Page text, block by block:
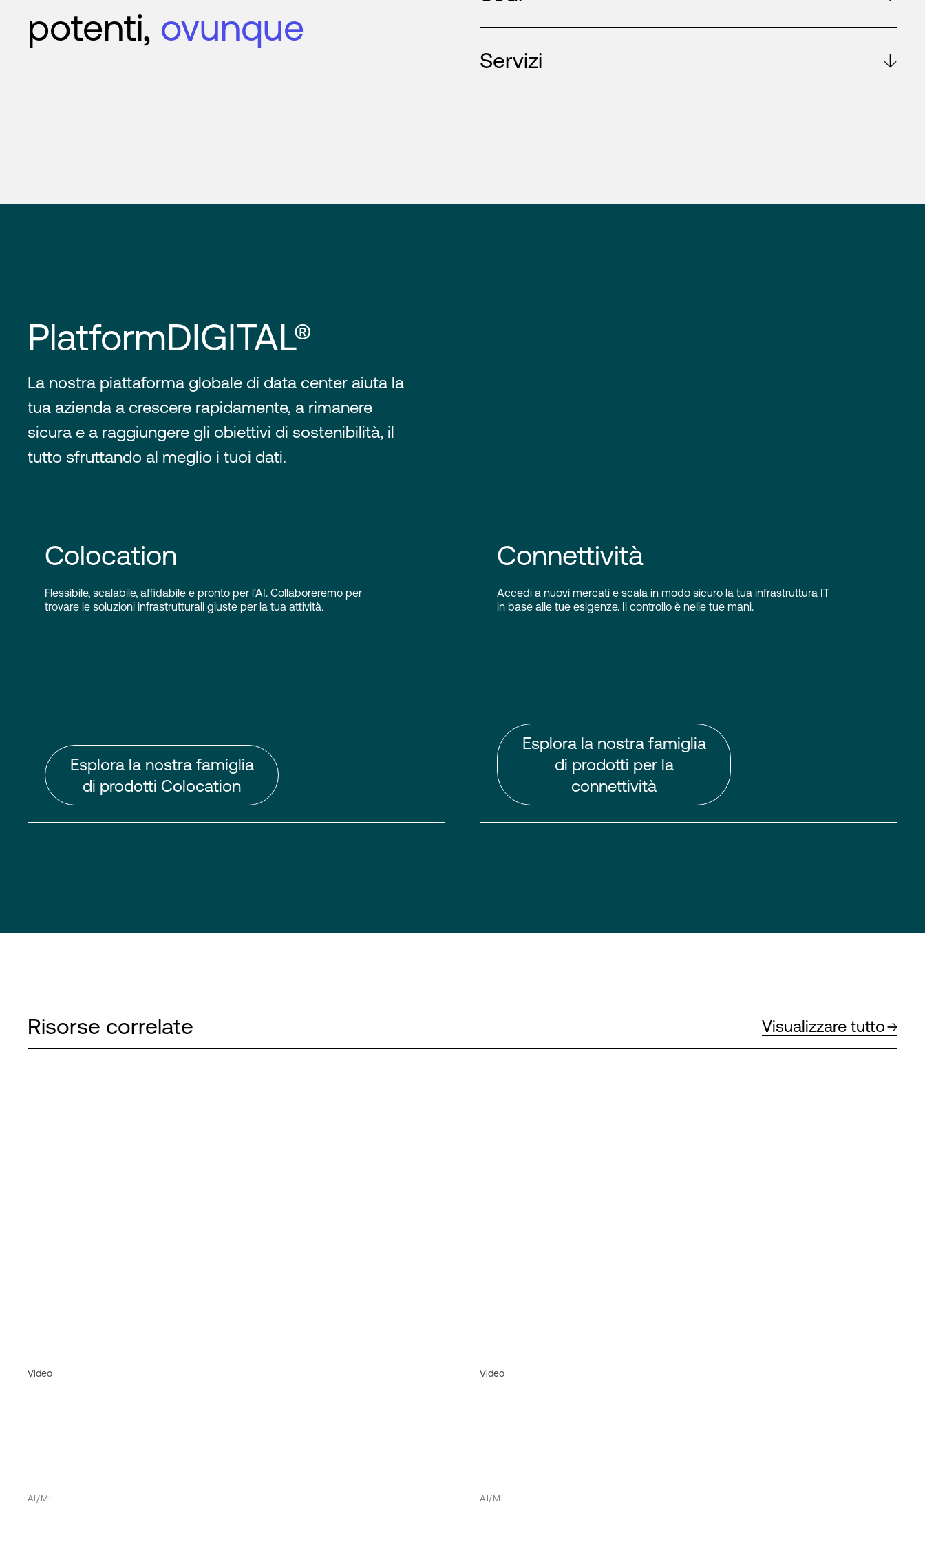
potenti, ovunque
Servizi
PlatformDIGITAL®
La nostra piattaforma globale di data center aiuta la
tua azienda a crescere rapidamente, a rimanere
sicura e a raggiungere gli obiettivi di sostenibilità, il
tutto sfruttando al meglio i tuoi dati.
Colocation
Flessibile, scalabile, affidabile e pronto per l'AI. Collaboreremo per
trovare le soluzioni infrastrutturali giuste per la tua attività.
Esplora la nostra famiglia
di prodotti Colocation
Connettività
Accedi a nuovi mercati e scala in modo sicuro la tua infrastruttura IT
in base alle tue esigenze. Il controllo è nelle tue mani.
Esplora la nostra famiglia
di prodotti per la
connettività
Risorse correlate Visualizzare tutto
Video
AI/ML
Video
AI/ML